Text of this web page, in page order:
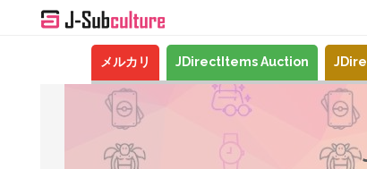
メルカリ JDirectItems Auction